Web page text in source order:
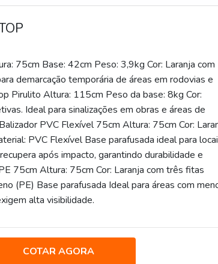
75cm Base: 42cm Peso: 3,9kg Cor: Laranja com
demarcação temporária de áreas em rodovias e
Pirulito Altura: 115cm Peso da base: 8kg Cor:
Ideal para sinalizações em obras e áreas de
PVC Flexível 75cm Altura: 75cm Cor:
PVC Flexível Base parafusada ideal para
após impacto, garantindo durabilidade e
75cm Altura: 75cm Cor: Laranja com três fitas
(PE) Base parafusada Ideal para áreas com
alta visibilidade.
COTAR AGORA